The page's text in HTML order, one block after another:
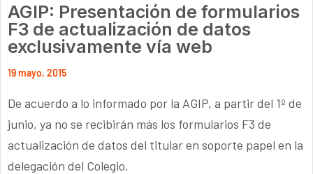
AGIP: Presentación de formularios
F3 de actualización de datos
exclusivamente vía web
19 mayo, 2015
De acuerdo a lo informado por la AGIP, a partir del 1º de
junio, ya no se recibirán más los formularios F3 de
actualización de datos del titular en soporte papel en la
delegación del Colegio.